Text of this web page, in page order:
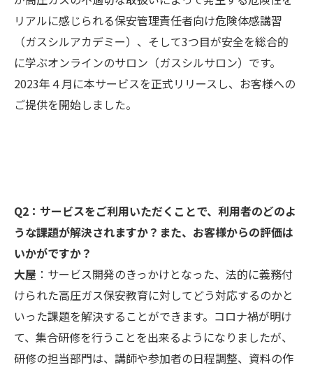
リアルに感じられる保安管理責任者向け危険体感講習
（ガスシルアカデミー）、そして3つ目が安全を総合的
に学ぶオンラインのサロン（ガスシルサロン）です。
2023年４月に本サービスを正式リリースし、お客様への
ご提供を開始しました。
Q2：サービスをご利用いただくことで、利用者のどのよ
うな課題が解決されますか？また、お客様からの評価は
いかがですか？
大屋 ：サービス開発のきっかけとなった、法的に義務付
けられた高圧ガス保安教育に対してどう対応するのかと
いった課題を解決することができます。コロナ禍が明け
て、集合研修を行うことを出来るようになりましたが、
研修の担当部門は、講師や参加者の日程調整、資料の作